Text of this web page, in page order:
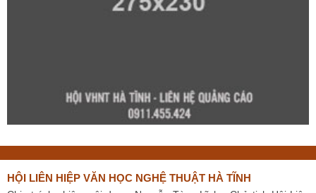
HỘI LIÊN HIỆP VĂN HỌC NGHỆ THUẬT HÀ TĨNH